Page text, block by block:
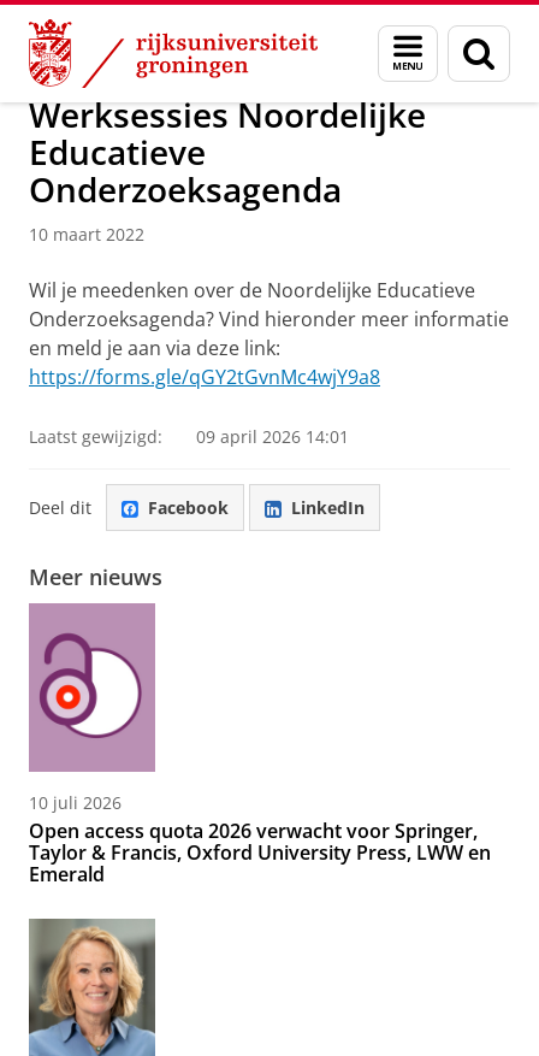
Skip
Content
Skip
Navigation
Menu
en
zoeken
Over ons Actueel Nieuws Nieuwsberichten
Werksessies Noordelijke
Educatieve
Onderzoeksagenda
10 maart 2022
Wil je meedenken over de Noordelijke Educatieve
Onderzoeksagenda? Vind hieronder meer informatie
en meld je aan via deze link:
https://forms.gle/qGY2tGvnMc4wjY9a8
Laatst gewijzigd: 09 april 2026 14:01
Deel dit Facebook LinkedIn
Meer nieuws
10 juli 2026
Open access quota 2026 verwacht voor Springer,
Taylor & Francis, Oxford University Press, LWW en
Emerald